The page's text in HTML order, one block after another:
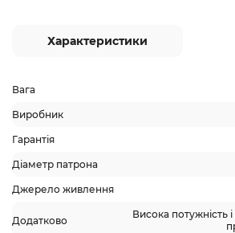
Характеристики
Вага
Виробник
Гарантія
Діаметр патрона
Джерело живлення
Додатково
Висока потужність